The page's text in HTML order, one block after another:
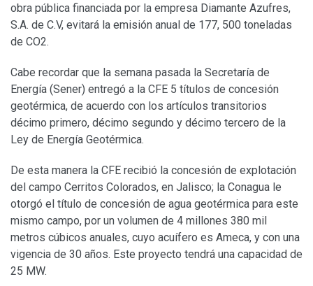
obra pública financiada por la empresa Diamante Azufres,
S.A. de C.V, evitará la emisión anual de 177, 500 toneladas
de CO2.
Cabe recordar que la semana pasada la Secretaría de
Energía (Sener) entregó a la CFE 5 títulos de concesión
geotérmica, de acuerdo con los artículos transitorios
décimo primero, décimo segundo y décimo tercero de la
Ley de Energía Geotérmica.
De esta manera la CFE recibió la concesión de explotación
del campo Cerritos Colorados, en Jalisco; la Conagua le
otorgó el título de concesión de agua geotérmica para este
mismo campo, por un volumen de 4 millones 380 mil
metros cúbicos anuales, cuyo acuífero es Ameca, y con una
vigencia de 30 años. Este proyecto tendrá una capacidad de
25 MW.